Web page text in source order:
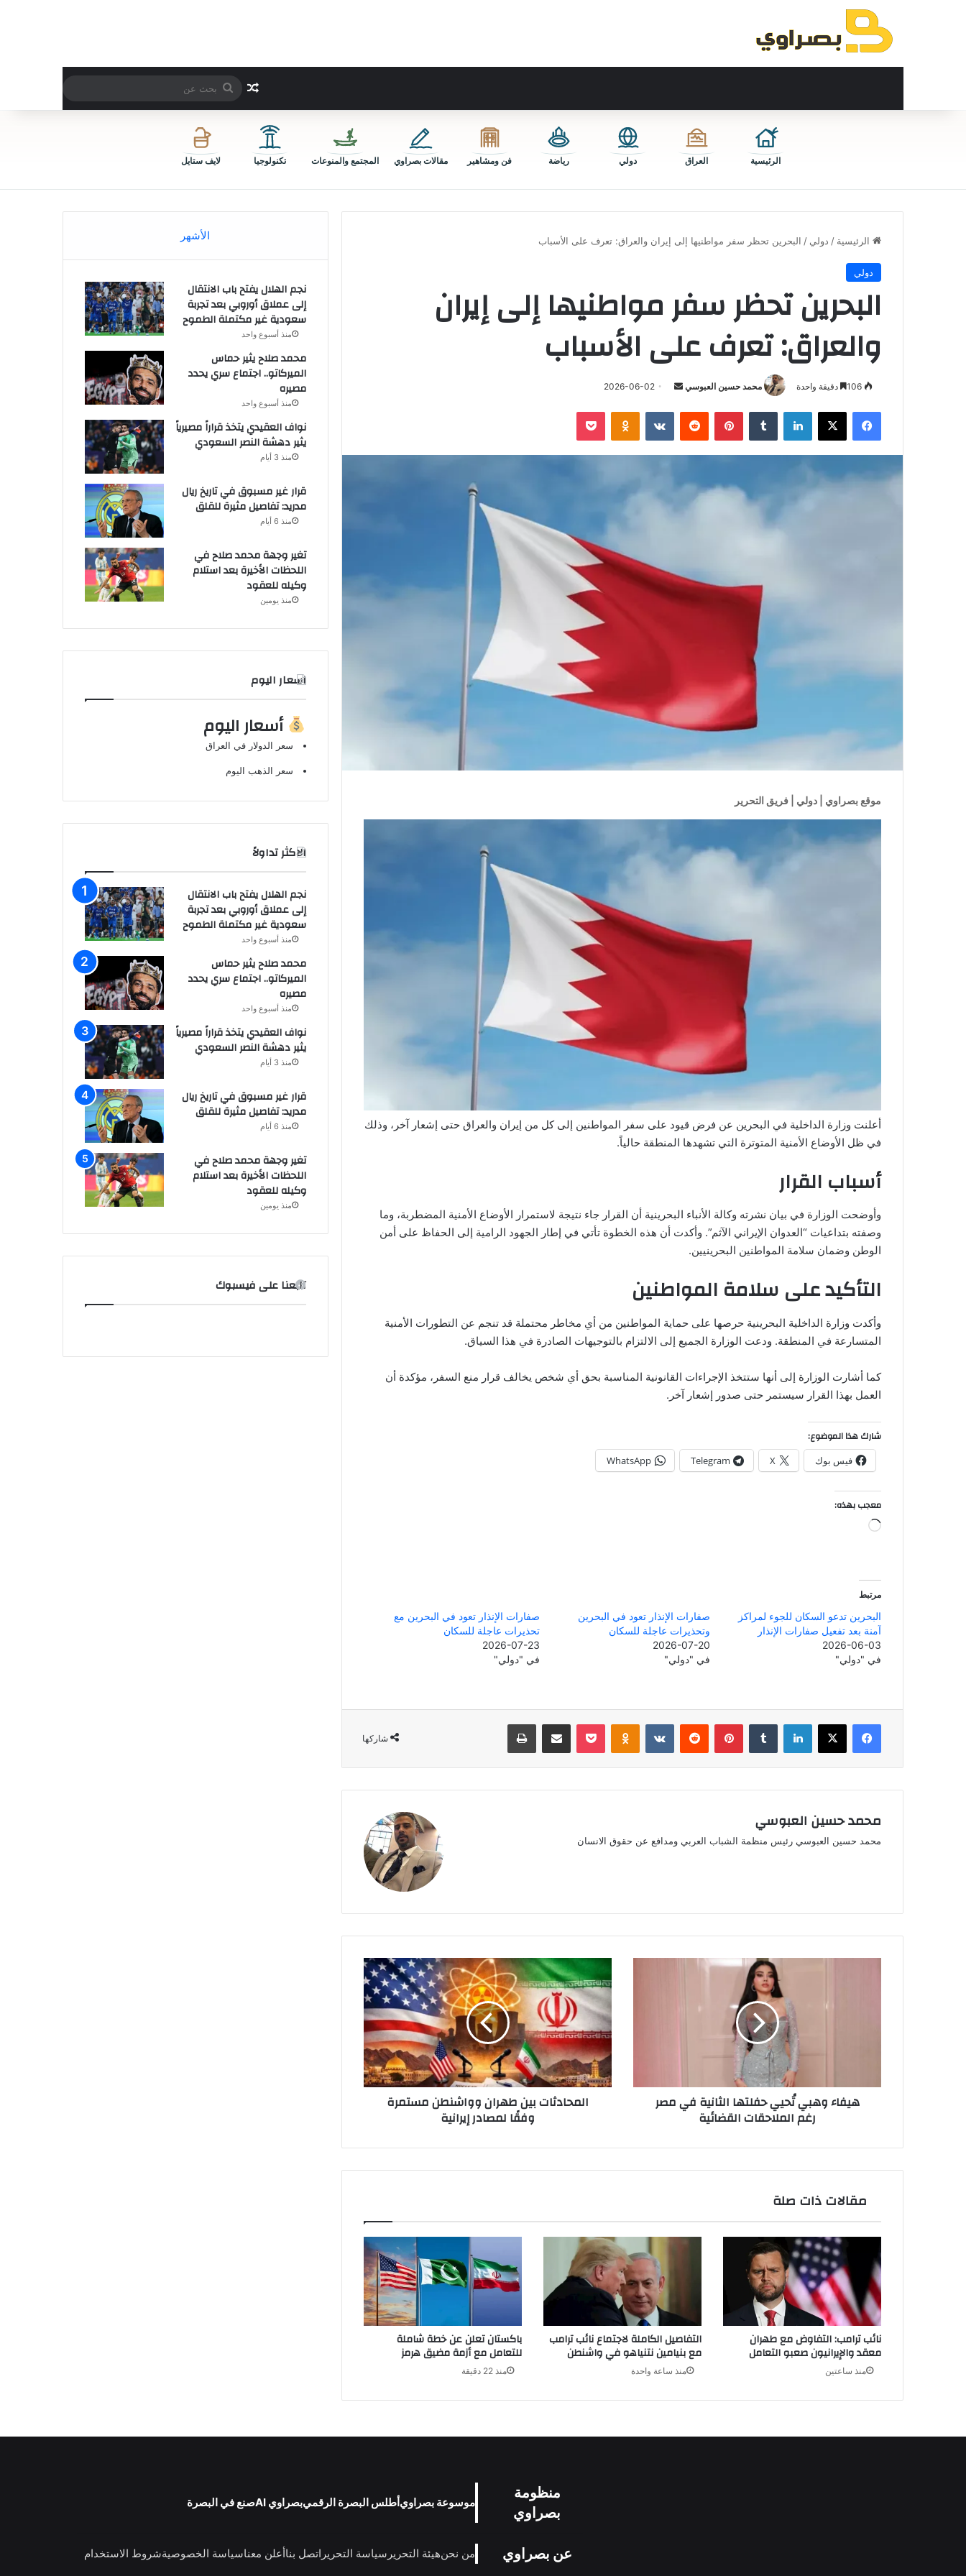
مقال عشوائي
بحث
عن
الرئيسية العراق دولي رياضة فن ومشاهير مقالات بصراوي المجتمع والمنوعات تكنولوجيا لايف ستايل
الرئيسية / دولي / البحرين تحظر سفر مواطنيها إلى إيران والعراق: تعرف على الأسباب
دولي
البحرين تحظر سفر مواطنيها إلى إيران
والعراق: تعرف على الأسباب
محمد حسين العبوسي
أرسل 2026-06-02 دقيقة واحدة
فيسبوك ‫X لينكدإن بينتيريست Odnoklassniki
‫Pocket
موقع بصراوي | دولي | فريق التحرير
أعلنت وزارة الداخلية في البحرين عن فرض قيود على سفر المواطنين إلى كل من إيران والعراق حتى إشعار آخر، وذلك
في ظل الأوضاع الأمنية المتوترة التي تشهدها المنطقة حالياً.
أسباب القرار
وأوضحت الوزارة في بيان نشرته وكالة الأنباء البحرينية أن القرار جاء نتيجة لاستمرار الأوضاع الأمنية المضطربة، وما
وصفته بتداعيات “العدوان الإيراني الآثم”. وأكدت أن هذه الخطوة تأتي في إطار الجهود الرامية إلى الحفاظ على أمن
الوطن وضمان سلامة المواطنين البحرينيين.
التأكيد على سلامة المواطنين
وأكدت وزارة الداخلية البحرينية حرصها على حماية المواطنين من أي مخاطر محتملة قد تنجم عن التطورات الأمنية
المتسارعة في المنطقة. ودعت الوزارة الجميع إلى الالتزام بالتوجيهات الصادرة في هذا السياق.
كما أشارت الوزارة إلى أنها ستتخذ الإجراءات القانونية المناسبة بحق أي شخص يخالف قرار منع السفر، مؤكدة أن
العمل بهذا القرار سيستمر حتى صدور إشعار آخر.
شارك هذا الموضوع:
فيس بوك X
Telegram
WhatsApp
معجب بهذه:
جاري
مرتبط
البحرين تدعو السكان للجوء لمراكز
آمنة بعد تفعيل صفارات الإنذار
2026-06-03
في "دولي"
صفارات الإنذار تعود في البحرين
وتحذيرات عاجلة للسكان
2026-07-20
في "دولي"
صفارات الإنذار تعود في البحرين مع
تحذيرات عاجلة للسكان
2026-07-23
في "دولي"
شاركها
فيسبوك ‫X لينكدإن بينتيريست Odnoklassniki
‫Pocket مشاركة عبر البريد طباعة
محمد حسين العبوسي
محمد حسين العبوسي رئيس منظمة الشباب العربي ومدافع عن حقوق الانسان
المحادثات
بين
طهران
وواشنطن
مستمرة
وفقًا
لمصادر
إيرانية
المحادثات بين طهران وواشنطن مستمرة
وفقًا لمصادر إيرانية
الملاحقات
القضائيةهيفاء وهبي تُحيي حفلتها الثانية في مصر
رغم الملاحقات القضائية
مقالات ذات صلة
باكستان تعلن عن خطة شاملة
للتعامل مع أزمة مضيق هرمز
منذ 22 دقيقة
التفاصيل الكاملة لاجتماع نائب ترامب
مع بنيامين نتنياهو في واشنطن
منذ ساعة واحدة
نائب ترامب: التفاوض مع طهران
معقد والإيرانيون صعبو التعامل
منذ ساعتين
الأشهر
نجم الهلال يفتح باب الانتقال
إلى عملاق أوروبي بعد تجربة
سعودية غير مكتملة الطموح
منذ أسبوع واحد
محمد صلاح يثير حماس
الميركاتو.. اجتماع سري يحدد
مصيره
منذ أسبوع واحد
نواف العقيدي يتخذ قراراً مصيرياً
يثير دهشة النصر السعودي
منذ 3 أيام
قرار غير مسبوق في تاريخ ريال
مدريد: تفاصيل مثيرة للقلق
منذ 6 أيام
تغير وجهة محمد صلاح في
اللحظات الأخيرة بعد استلام
وكيله للعقود
منذ يومين
اسعار اليوم
أسعار اليوم
سعر الدولار في العراق
سعر الذهب اليوم
الاكثر تداولاً
نجم الهلال يفتح باب الانتقال
إلى عملاق أوروبي بعد تجربة
سعودية غير مكتملة الطموح
منذ أسبوع واحد
محمد صلاح يثير حماس
الميركاتو.. اجتماع سري يحدد
مصيره
منذ أسبوع واحد
نواف العقيدي يتخذ قراراً مصيرياً
يثير دهشة النصر السعودي
منذ 3 أيام
قرار غير مسبوق في تاريخ ريال
مدريد: تفاصيل مثيرة للقلق
منذ 6 أيام
تغير وجهة محمد صلاح في
اللحظات الأخيرة بعد استلام
وكيله للعقود
منذ يومين
تابعنا على فيسبوك
منظومة
بصراوي
موسوعة بصراويأطلس البصرة الرقميبصراوي AI صنع في البصرة
عن بصراوي من نحنهيئة التحرير سياسة التحرير اتصل بناأعلن معناسياسة الخصوصيةشروط الاستخدام